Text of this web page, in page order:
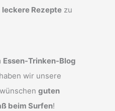
leckere Rezepte zu
Essen-Trinken-Blog
wir unsere
guten
beim Surfen!